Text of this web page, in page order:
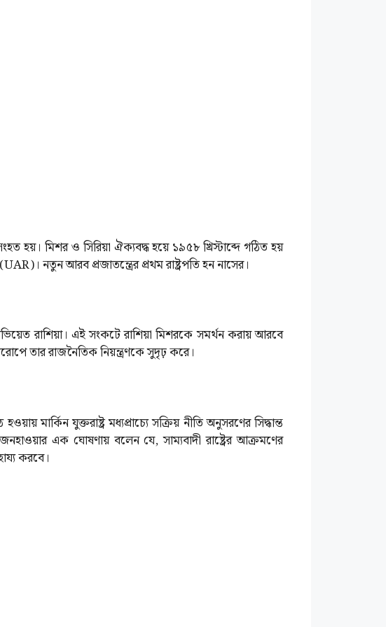
মিশর ও সিরিয়া ঐক্যবদ্ধ হয়ে ১৯৫৮ খ্রিস্টাব্দে গঠিত হয়
নতুন আরব প্রজাতন্ত্রের প্রথম রাষ্ট্রপতি হন নাসের।
রাশিয়া। এই সংকটে রাশিয়া মিশরকে সমর্থন করায় আরবে
তার রাজনৈতিক নিয়ন্ত্রণকে সুদৃঢ় করে।
মার্কিন যুক্তরাষ্ট্র মধ্যপ্রাচ্যে সক্রিয় নীতি অনুসরণের সিদ্ধান্ত
এক ঘোষণায় বলেন যে, সাম্যবাদী রাষ্ট্রের আক্রমণের
করবে।